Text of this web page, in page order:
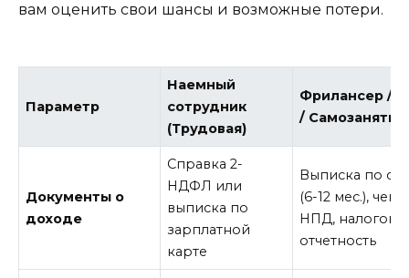
вам оценить свои шансы и возможные потери.
Параметр
Наемный
сотрудник
(Трудовая)
Фрилансер /
/ Самозанятый
Документы о
доходе
Справка 2-
НДФЛ или
выписка по
зарплатной
карте
Выписка по
(6-12 мес.), чеки
НПД,
отчетность